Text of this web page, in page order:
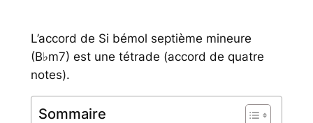
L’accord de Si bémol septième mineure
(B♭m7) est une tétrade (accord de quatre
notes).
Sommaire